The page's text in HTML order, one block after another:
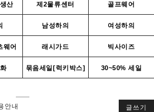
산 제2물류센터 골프웨어
남성하의 여성하의
웨어 래시가드 빅사이즈
묶음세일[럭키박스] 30~50% 세일
안내 글쓰기